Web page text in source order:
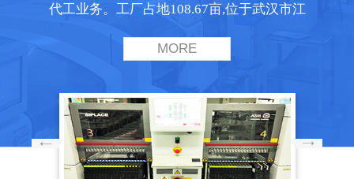
代工业务。工厂占地108.67亩,位于武汉市江
MORE